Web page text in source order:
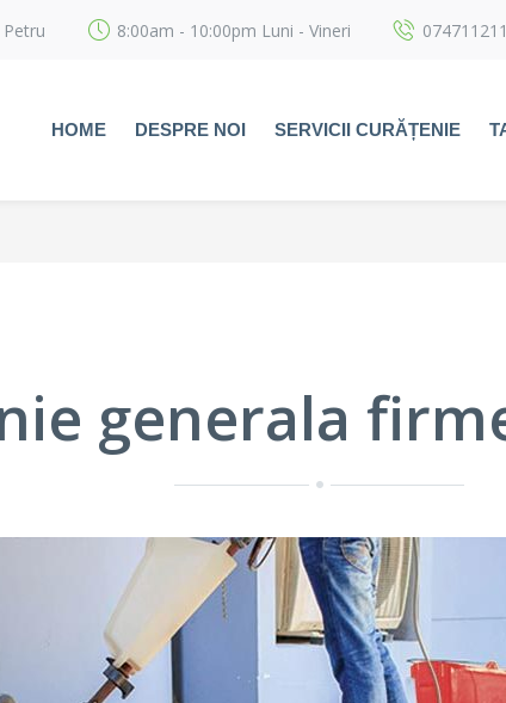
8:00am - 10:00pm Luni - Vineri
HOME DESPRE NOI SERVICII CURĂȚENIE
generala